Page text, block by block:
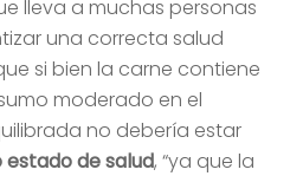
lleva a muchas personas
una correcta salud
si bien la carne contiene
moderado en el
no debería estar
de salud, “ya que la